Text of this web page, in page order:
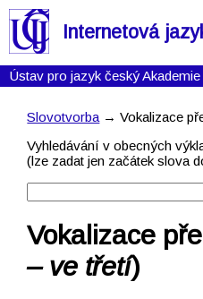
Internetová
Ústav pro jazyk český
Slovotvorba → Vokalizace
Vyhledávání v obecných
(lze zadat jen začátek slova
Vokalizace
– ve třetí)